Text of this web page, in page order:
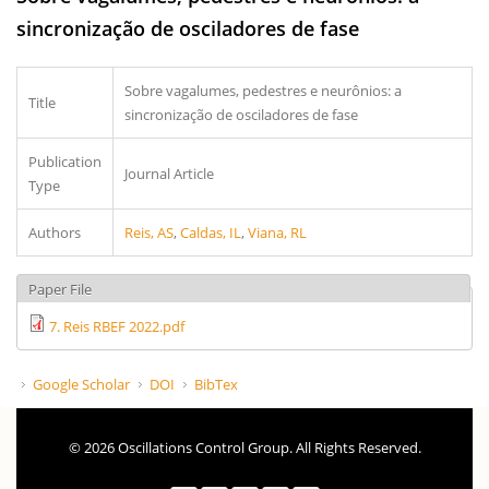
sincronização de osciladores de fase
Title
Sobre vagalumes, pedestres e neurônios: a
sincronização de osciladores de fase
Publication
Type
Journal Article
Authors Reis, AS,Caldas, IL ,Viana, RL
Paper File
7. Reis RBEF 2022.pdf
Google Scholar DOI BibTex
© 2026 Oscillations Control Group. All Rights Reserved.